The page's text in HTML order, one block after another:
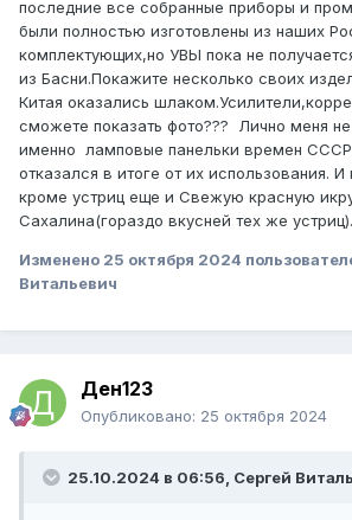
последние все собранные приборы и
были полностью изготовлены из наших
комплектующих,но УВЫ пока не
из Басни.Покажите несколько своих
Китая оказались
сможете показать фото??? Лично меня
именно ламповые панельки времен СССР
отказался в итоге от их использования.
кроме устриц еще и Свежую красную
Сахалина(гораздо вкусней тех же устриц).
Изменено 25 октября 2024
Витальевич
Ден123
Опубликовано: 25 октября 2024
25.10.2024 в 06:56, Сергей